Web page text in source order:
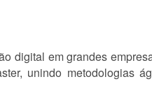
digital em grandes
unindo metodologias